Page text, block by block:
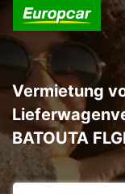
Vermietung
BATOUTA